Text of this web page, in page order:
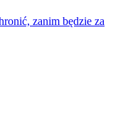
zanim będzie za